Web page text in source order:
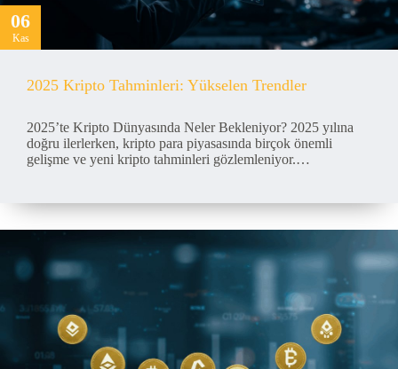
06
Kas
2025 Kripto Tahminleri: Yükselen Trendler
2025’te Kripto Dünyasında Neler Bekleniyor? 2025 yılına
doğru ilerlerken, kripto para piyasasında birçok önemli
gelişme ve yeni kripto tahminleri gözlemleniyor.…